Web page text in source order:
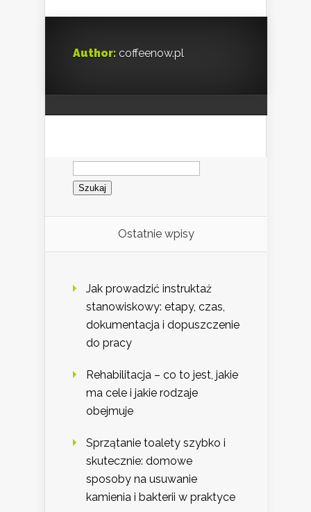
Author: coffeenow.pl
Szukaj:
Ostatnie wpisy
Jak prowadzić instruktaż
stanowiskowy: etapy, czas,
dokumentacja i dopuszczenie
do pracy
Rehabilitacja – co to jest, jakie
ma cele i jakie rodzaje
obejmuje
Sprzątanie toalety szybko i
skutecznie: domowe
sposoby na usuwanie
kamienia i bakterii w praktyce